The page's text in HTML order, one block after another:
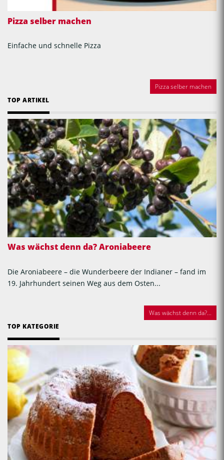
Pizza selber machen
Einfache und schnelle Pizza
Pizza selber machen
TOP ARTIKEL
Was wächst denn da? Aroniabeere
Die Aroniabeere – die Wunderbeere der Indianer – fand im
19. Jahrhundert seinen Weg aus dem Osten...
Was wächst denn da?...
TOP KATEGORIE